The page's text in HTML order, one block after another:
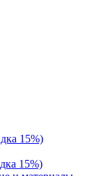
15%)
15%)